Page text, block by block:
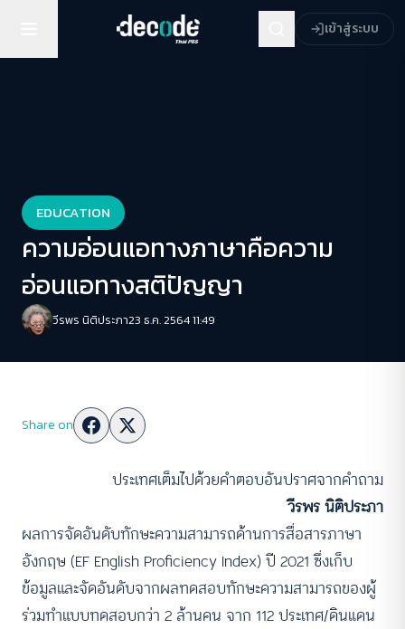
เข้าสู่ระบบ
EDUCATION
ความอ่อนแอทางภาษาคือความ
อ่อนแอทางสติปัญญา
วีรพร นิติประภา23 ธ.ค. 2564 11:49
Share on
ประเทศเต็มไปด้วยคำตอบอันปราศจากคำถาม
วีรพร นิติประภา
ผลการจัดอันดับทักษะความสามารถด้านการสื่อสารภาษา
อังกฤษ (EF English Proficiency Index) ปี 2021 ซึ่งเก็บ
ข้อมูลและจัดอันดับจากผลทดสอบทักษะความสามารถของผู้
ร่วมทำแบบทดสอบกว่า 2 ล้านคน จาก 112 ประเทศ/ดินแดน